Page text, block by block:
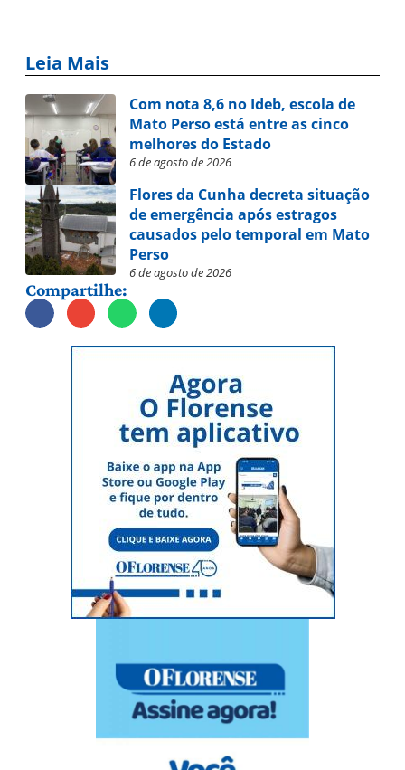
Leia Mais
Com nota 8,6 no Ideb, escola de
Mato Perso está entre as cinco
melhores do Estado
6 de agosto de 2026
Flores da Cunha decreta situação
de emergência após estragos
causados pelo temporal em Mato
Perso
6 de agosto de 2026
Compartilhe: